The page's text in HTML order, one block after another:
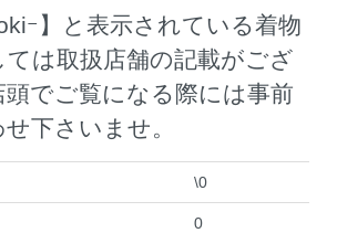
ｰ】と表示されている着物
は取扱店舗の記載がござ
でご覧になる際には事前
下さいませ。
\0
0